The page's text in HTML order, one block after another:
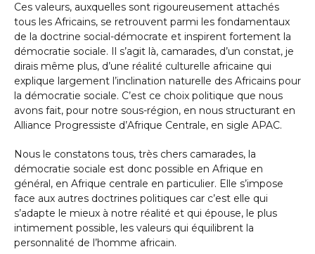
Ces valeurs, auxquelles sont rigoureusement attachés
tous les Africains, se retrouvent parmi les fondamentaux
de la doctrine social-démocrate et inspirent fortement la
démocratie sociale. Il s’agit là, camarades, d’un constat, je
dirais même plus, d’une réalité culturelle africaine qui
explique largement l’inclination naturelle des Africains pour
la démocratie sociale. C’est ce choix politique que nous
avons fait, pour notre sous-région, en nous structurant en
Alliance Progressiste d’Afrique Centrale, en sigle APAC.
Nous le constatons tous, très chers camarades, la
démocratie sociale est donc possible en Afrique en
général, en Afrique centrale en particulier. Elle s’impose
face aux autres doctrines politiques car c’est elle qui
s’adapte le mieux à notre réalité et qui épouse, le plus
intimement possible, les valeurs qui équilibrent la
personnalité de l’homme africain.